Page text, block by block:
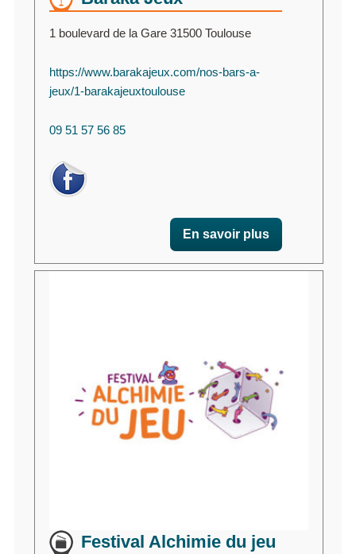
1 boulevard de la Gare 31500 Toulouse
https://www.barakajeux.com/nos-bars-a-
jeux/1-barakajeuxtoulouse
09 51 57 56 85
En savoir plus
Festival Alchimie du jeu